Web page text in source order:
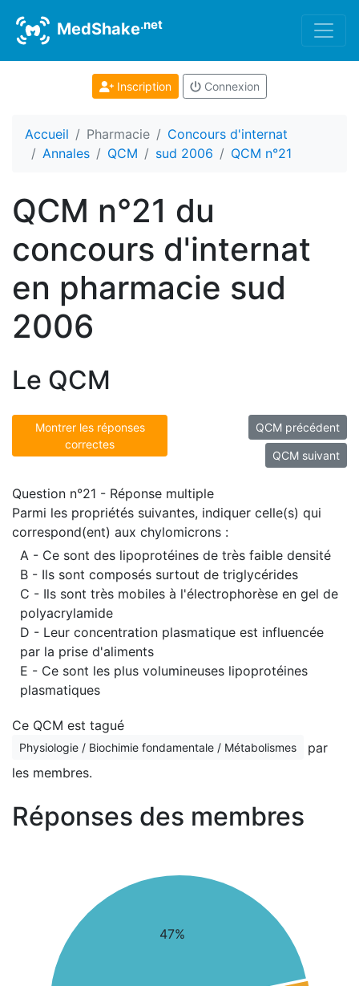
MedShake.net
Inscription Connexion
Accueil Pharmacie
Concours d'internat
Annales
QCM sud 2006 QCM n°21
QCM n°21 du
concours d'internat
en pharmacie sud
2006
Le QCM
Montrer les réponses
correctes
QCM précédent
QCM suivant
Question n°21 - Réponse multiple
Parmi les propriétés suivantes, indiquer celle(s) qui
correspond(ent) aux chylomicrons :
A - Ce sont des lipoprotéines de très faible densité
B - Ils sont composés surtout de triglycérides
C - Ils sont très mobiles à l'électrophorèse en gel de
polyacrylamide
D - Leur concentration plasmatique est influencée
par la prise d'aliments
E - Ce sont les plus volumineuses lipoprotéines
plasmatiques
Ce QCM est tagué
Physiologie / Biochimie fondamentale / Métabolismes
par
les membres.
Réponses des membres
47%